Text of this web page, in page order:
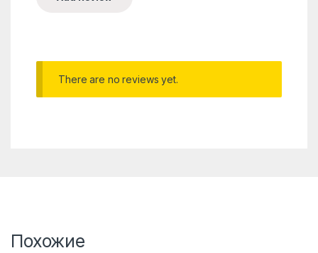
There are no reviews yet.
Похожие